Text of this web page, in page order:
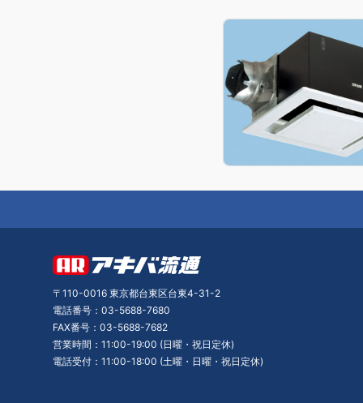
〒110-0016 東京都台東区台東4-31-2
電話番号：03-5688-7680
FAX番号：03-5688-7682
営業時間：11:00-19:00 (日曜・祝日定休)
電話受付：11:00-18:00 (土曜・日曜・祝日定休)